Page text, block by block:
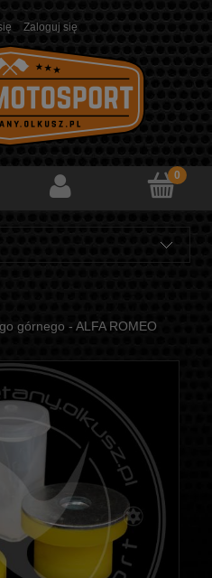
Zaloguj się
górnego - ALFA ROMEO